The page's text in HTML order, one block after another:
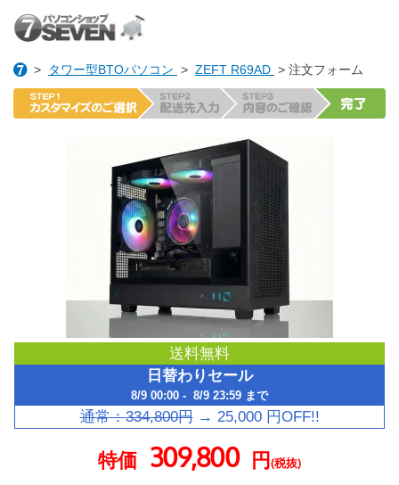
> タワー型BTOパソコン > ZEFT R69AD > 注文フォーム
送料無料
日替わりセール
8/9 00:00 - 8/9 23:59 まで
通常：334,800円→ 25,000円OFF!!
特価 309,800 円(税抜)